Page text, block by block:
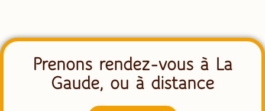
Prenons rendez-vous à La
Gaude, ou à distance